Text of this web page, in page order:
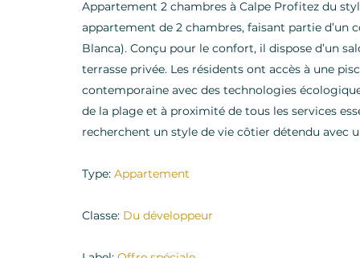
Appartement 2 chambres à Calpe Profitez du
appartement de 2 chambres, faisant partie d’un
Blanca). Conçu pour le confort, il dispose d’un
terrasse privée. Les résidents ont accès à une
contemporaine avec des technologies
de la plage et à proximité de tous les services
recherchent un style de vie côtier détendu avec
Type: Appartement
Classe: Du développeur